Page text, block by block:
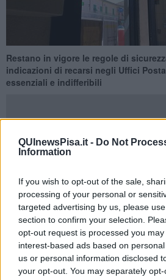
QUInewsPisa.it - Do Not
Information
If you wish to opt-out of the sale,
processing of your personal or
targeted advertising by us, please
section to confirm your selection.
opt-out request is processed you
interest-based ads based on
us or personal information disclosed
your opt-out. You may separately
Restano in vigore le regole di
indicazioni di recarsi negli Uffici
essenziali e indifferibili
PISA —A partire dal 14 aprile
in una nota, sottolineando che "La
della provincia di Pisa è stata possibile
idonee misure di sicurezza come, ad
pannelli schermanti in plexiglass e il
sicurezza che garantiscano il
interpersonale di almeno un metro,
di sanificazione delle sedi realizzate a
dipendenti e cittadini".